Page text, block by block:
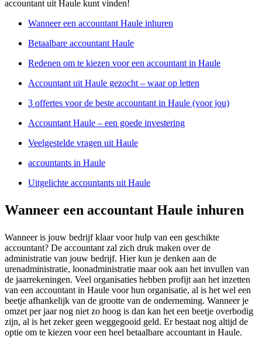
accountant uit Haule kunt vinden!
Wanneer een accountant Haule inhuren
Betaalbare accountant Haule
Redenen om te kiezen voor een accountant in Haule
Accountant uit Haule gezocht – waar op letten
3 offertes voor de beste accountant in Haule (voor jou)
Accountant Haule – een goede investering
Veelgestelde vragen uit Haule
accountants in Haule
Uitgelichte accountants uit Haule
Wanneer een accountant Haule inhuren
Wanneer is jouw bedrijf klaar voor hulp van een geschikte
accountant? De accountant zal zich druk maken over de
administratie van jouw bedrijf. Hier kun je denken aan de
urenadministratie, loonadministratie maar ook aan het invullen van
de jaarrekeningen. Veel organisaties hebben profijt aan het inzetten
van een accountant in Haule voor hun organisatie, al is het wel een
beetje afhankelijk van de grootte van de onderneming. Wanneer je
omzet per jaar nog niet zo hoog is dan kan het een beetje overbodig
zijn, al is het zeker geen weggegooid geld. Er bestaat nog altijd de
optie om te kiezen voor een heel betaalbare accountant in Haule.